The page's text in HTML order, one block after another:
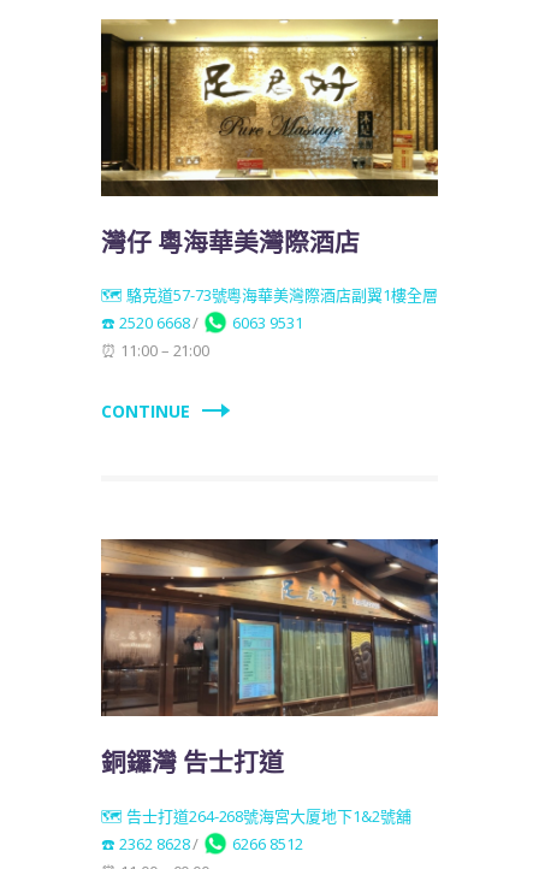
灣仔 粵海華美灣際酒店
🗺️ 駱克道57-73號粵海華美灣際酒店副翼1樓全層
☎️ 2520 6668/
6063 9531
⏰ 11:00 – 21:00
CONTINUE
銅鑼灣 告士打道
🗺️ 告士打道264-268號海宮大厦地下1&2號舖
☎️ 2362 8628/
6266 8512